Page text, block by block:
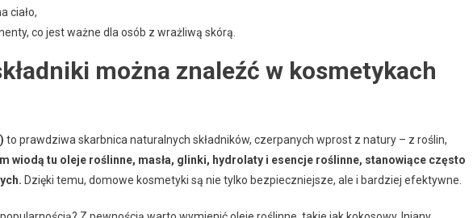
ciało,
co jest ważne dla osób z wrażliwą skórą.
można znaleźć w kosmetykach
to prawdziwa skarbnica naturalnych składników, czerpanych wprost z natury – z roślin,
wiodą tu oleje roślinne, masła, glinki, hydrolaty i esencje roślinne, stanowiące często
Dzięki temu, domowe kosmetyki są nie tylko bezpieczniejsze, ale i bardziej efektywne.